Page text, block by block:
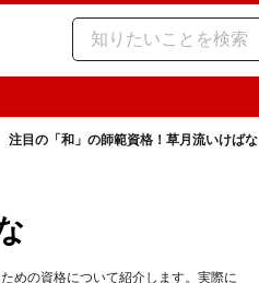
注目の「和」の師範資格！草月流いけばな
めの資格について紹介します。実際に